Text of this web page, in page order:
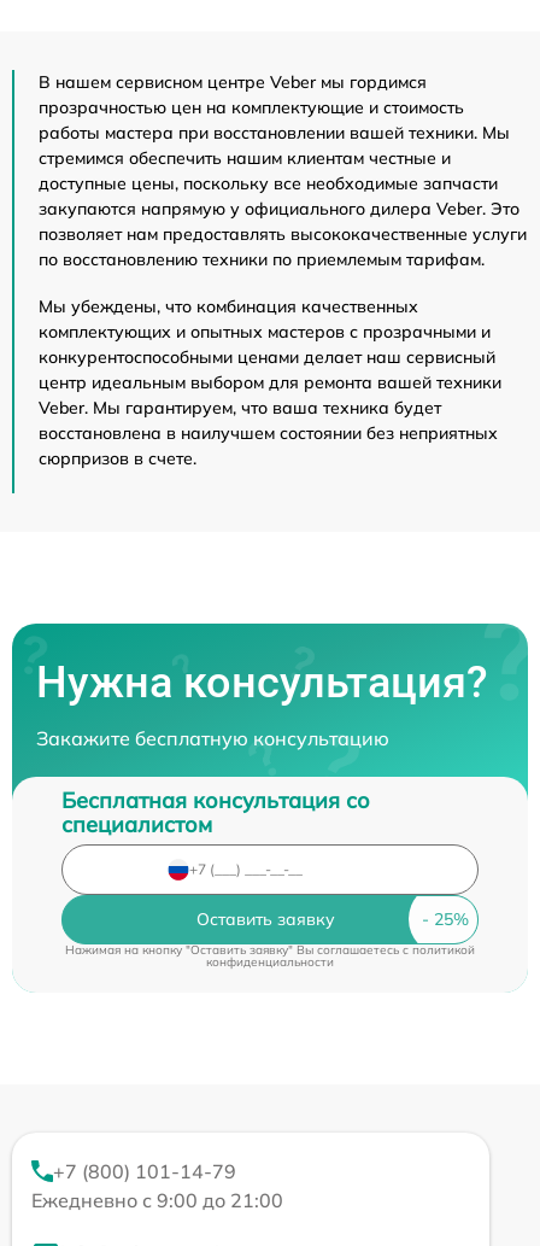
В нашем сервисном центре Veber мы гордимся
прозрачностью цен на комплектующие и стоимость
работы мастера при восстановлении вашей техники. Мы
стремимся обеспечить нашим клиентам честные и
доступные цены, поскольку все необходимые запчасти
закупаются напрямую у официального дилера Veber. Это
позволяет нам предоставлять высококачественные услуги
по восстановлению техники по приемлемым тарифам.
Мы убеждены, что комбинация качественных
комплектующих и опытных мастеров с прозрачными и
конкурентоспособными ценами делает наш сервисный
центр идеальным выбором для ремонта вашей техники
Veber. Мы гарантируем, что ваша техника будет
восстановлена в наилучшем состоянии без неприятных
сюрпризов в счете.
Нужна консультация?
Закажите бесплатную консультацию
Бесплатная консультация со
специалистом
Оставить заявку
Нажимая на кнопку "Оставить заявку" Вы соглашаетесь cполитикой
конфиденциальности
+7 (800) 101-14-79
Ежедневно с 9:00 до 21:00